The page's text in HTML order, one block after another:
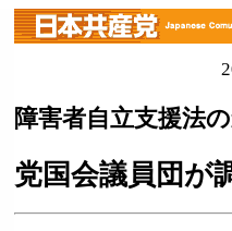
障害者自立支援法
党国会議員団が